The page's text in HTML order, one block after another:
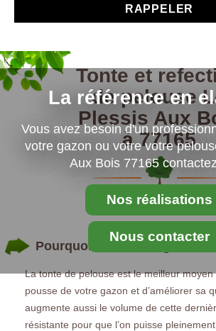
La référence en
Vous avez besoin d'un
votre gazon ou votre votre
Aux Bois 77165
Nos réalisations
Nous contacter
Tonte et
de pelouse
Plessis Aux
à 77165
Pourquoi la tonte de gazon ?
La tonte de pelouse est le meilleur
pousse de votre gazon et d’améliorer sa
augmente aussi le volume de cette
résistante pour que l’on puisse